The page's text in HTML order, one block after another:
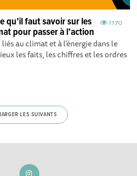
1170
qu’il faut savoir sur les
pour passer à l’action
au climat et à l’énergie dans le
les faits, les chiffres et les ordres
LES SUIVANTS